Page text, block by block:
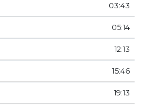
03:43
05:14
12:13
15:46
19:13